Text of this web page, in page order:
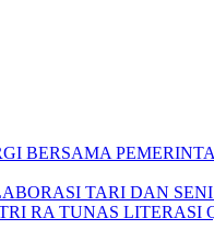
BERSAMA
TARI DAN
RA TUNAS LITERASI